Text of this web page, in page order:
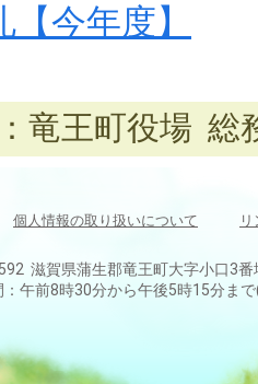
今年度】
竜王町役場 総
個人情報の取り扱いについて
滋賀県蒲生郡竜王町大字小口3
：午前8時30分から午後5時15分ま